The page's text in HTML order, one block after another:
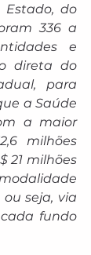
Estado, do
336 a
e
direta do
para
a Saúde
a maior
milhões
21 milhões
seja, via
fundo